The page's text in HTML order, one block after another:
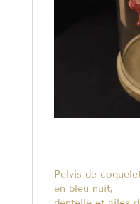
Pelvis de
en bleu nuit,